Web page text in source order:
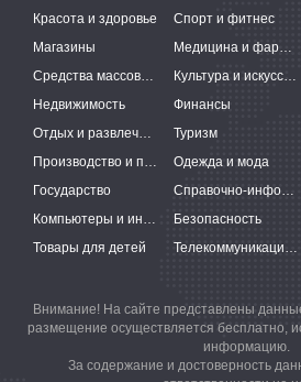
Красота и здоровье
Спорт и фитнес
Магазины
Медицина и фармацевтика
Средства массовой информации
Культура и искусство
Недвижимость
Финансы
Отдых и развлечения
Туризм
Производство и поставки
Одежда и мода
Государство
Справочно-информационные системы
Компьютеры и интернет
Безопасность
Товары для детей
Телекоммуникации и связь
Внимание! На сайте представлены
размещение осуществляется бесплатно,
информацию.
За содержание и достоверность